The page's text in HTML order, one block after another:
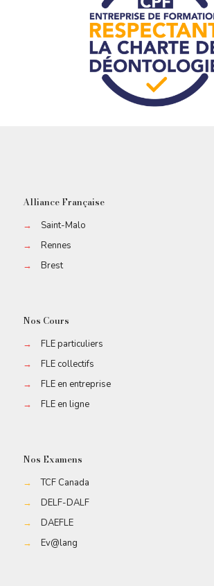
Alliance Française
→
Saint-Malo
→
Rennes
→
Brest
Nos Cours
→
FLE particuliers
→
FLE collectifs
→
FLE en entreprise
→
FLE en ligne
Nos Examens
→
TCF Canada
→
DELF-DALF
→
DAEFLE
→
Ev@lang